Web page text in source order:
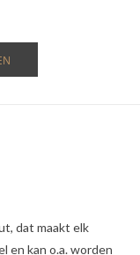
dat maakt elk
en kan o.a. worden